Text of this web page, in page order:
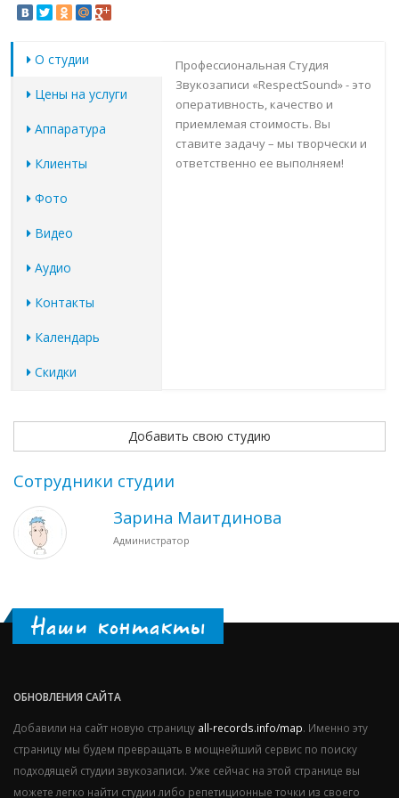
О студии
Цены на услуги
Аппаратура
Клиенты
Фото
Видео
Аудио
Контакты
Календарь
Скидки
Профессиональная Студия
Звукозаписи «RespectSound» - это
оперативность, качество и
приемлемая стоимость. Вы
ставите задачу – мы творчески и
ответственно ее выполняем!
Добавить свою студию
Сотрудники студии
Зарина Маитдинова
Администратор
Наши контакты
ОБНОВЛЕНИЯ САЙТА
Добавили на сайт новую страницу all-records.info/map. Именно эту
страницу мы будем превращать в мощнейший сервис по поиску
подходящей студии звукозаписи. Уже сейчас на этой странице вы
можете легко найти студии либо репетиционные точки из своего